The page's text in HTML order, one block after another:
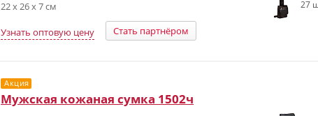
22 х 26 х 7 см
Узнать оптовую цену Стать партнёром
27
Акция
Мужская кожаная сумка 1502ч